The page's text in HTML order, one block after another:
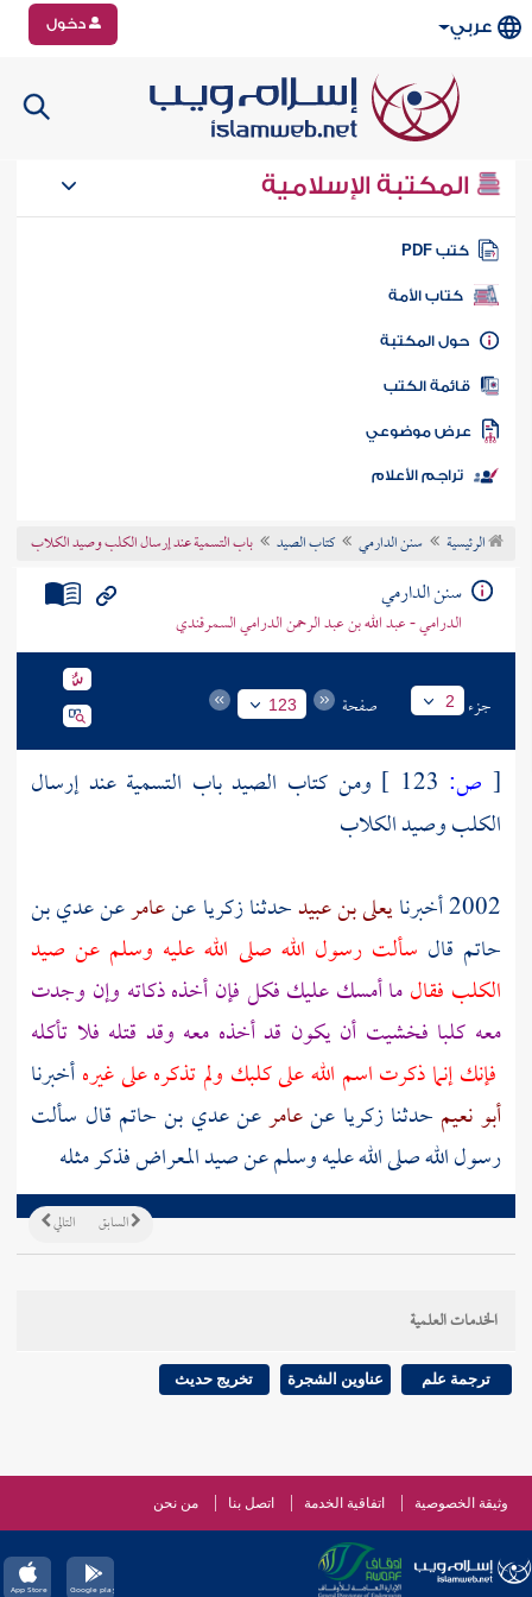
عربي دخول
المكتبة الإسلامية
كتب PDF
كتاب الأمة
المكتبة
الكتب
موضوعي
تراجم الأعلام
الرئيسية سنن الدارمي كتاب الصيد باب التسمية عند إرسال الكلب وصيد الكلاب
سنن الدارمي
الدرامي - عبد الله بن عبد الرحمن الدرامي السمرقندي
جزء 2 صفحة 123
[ ص:
ومن كتاب الصيد باب التسمية عند إرسال
الكلب وصيد الكلاب
2002 أخبرنا
يعلى بن عبيدحدثنازكرياعنعامرعنعدي بن
حاتم قال سألت رسول الله صلى الله عليه وسلم عن صيد
الكلب فقالما أمسك عليك فكل فإن أخذه ذكاته وإن وجدت
معه كلبا فخشيت أن يكون قد أخذه معه وقد قتله فلا تأكله
فإنك إنما ذكرت اسم الله على كلبك ولم تذكره على غيرهأخبرنا
أبو نعيم حدثنازكريا عنعامرعنعدي بن حاتم قال سألت
رسول الله صلى الله عليه وسلم عن صيد المعراض فذكر مثله
التالي السابق
الخدمات العلمية
ترجمة علم عناوين الشجرة تخريج حديث
وثيقة الخصوصية اتفاقية الخدمة اتصل بنا من نحن